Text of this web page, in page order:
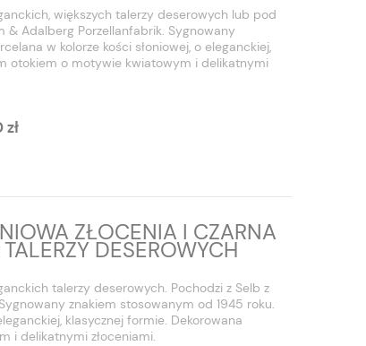
większych talerzy deserowych lub pod
& Adalberg Porzellanfabrik. Sygnowany
w kolorze kości słoniowej, o eleganckiej,
otokiem o motywie kwiatowym i delikatnymi
ZŁOCENIA I CZARNA
DESEROWYCH
talerzy deserowych. Pochodzi z Selb z
znakiem stosowanym od 1945 roku.
klasycznej formie. Dekorowana
i delikatnymi złoceniami.